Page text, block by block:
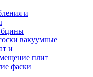
и
вакуумные
и
плит
фаски